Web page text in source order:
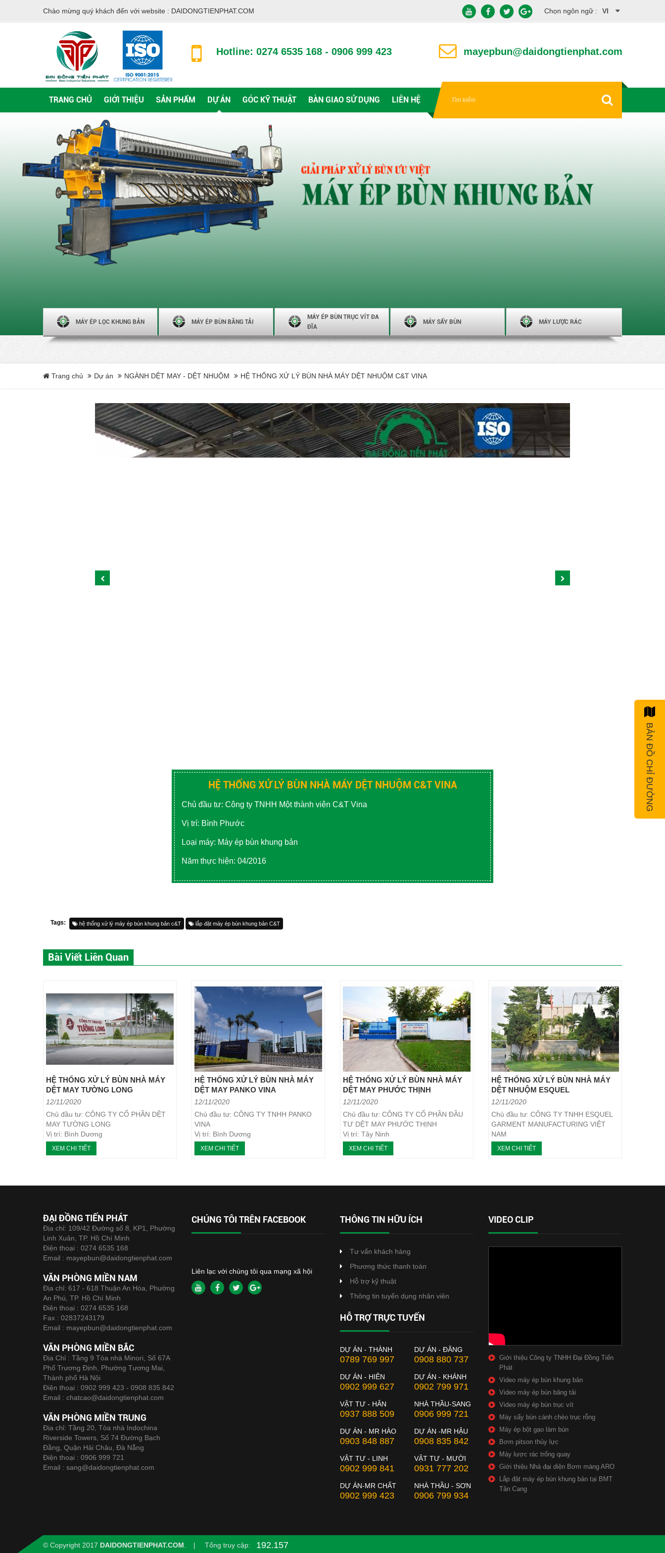
Chào mừng quý khách đến với website : DAIDONGTIENPHAT.COM Chọn ngôn ngữ : VI
Hotline: 0274 6535 168 - 0906 999 423 mayepbun@daidongtienphat.com
TRANG CHỦ GIỚI THIỆU SẢN PHẨM DỰ ÁN GÓC KỸ THUẬT BÀN GIAO SỬ DỤNG LIÊN HỆ
MÁY ÉP LỌC KHUNG BẢN MÁY ÉP BÙN BĂNG TẢI
MÁY ÉP BÙN TRỤC VÍT ĐA
ĐĨA
MÁY SẤY BÙN MÁY LƯỢC RÁC
Trang chủ Dự án NGÀNH DỆT MAY - DỆT NHUỘM HỆ THỐNG XỬ LÝ BÙN NHÀ MÁY DỆT NHUỘM C&T VINA
HỆ THỐNG XỬ LÝ BÙN NHÀ MÁY DỆT NHUỘM C&T VINA
Chủ đầu tư: Công ty TNHH Một thành viên C&T Vina
Vị trí: Bình Phước
Loại máy: Máy ép bùn khung bản
Năm thực hiện: 04/2016
Tags: hệ thống xử lý máy ép bùn khung bản c&T lắp đặt máy ép bùn khung bản C&T
Bài Viết Liên Quan
HỆ THỐNG XỬ LÝ BÙN NHÀ MÁY
DỆT MAY TƯỜNG LONG
12/11/2020
Chủ đầu tư: CÔNG TY CỔ PHẦN DỆT
MAY TƯỜNG LONG
Vị trí: Bình Dương
Loại máy: Máy ép bùn khung bản
Năm thực hiện: 07/2017
XEM CHI TIẾT
HỆ THỐNG XỬ LÝ BÙN NHÀ MÁY
DỆT MAY PANKO VINA
12/11/2020
Chủ đầu tư: CÔNG TY TNHH PANKO
VINA
Vị trí: Bình Dương
Loại máy: Máy ép bùn khung bản
Năm thực hiện: 01/2016
XEM CHI TIẾT
HỆ THỐNG XỬ LÝ BÙN NHÀ MÁY
DỆT MAY PHƯỚC THỊNH
12/11/2020
Chủ đầu tư: CÔNG TY CỔ PHẦN ĐẦU
TƯ DỆT MAY PHƯỚC THỊNH
Vị trí: Tây Ninh
Loại máy: Máy ép bùn khung bản
Năm thực hiện: 03/2018
XEM CHI TIẾT
HỆ THỐNG XỬ LÝ BÙN NHÀ MÁY
DỆT NHUỘM ESQUEL
12/11/2020
Chủ đầu tư: CÔNG TY TNHH ESQUEL
GARMENT MANUFACTURING VIỆT
NAM
Vị trí: Bình Dương
Loại máy: Máy ép bùn khung bản
XEM CHI TIẾT
ĐẠI ĐỒNG TIẾN PHÁT
Địa chỉ: 109/42 Đường số 8, KP1, Phường
Linh Xuân, TP. Hồ Chí Minh
Điện thoại : 0274 6535 168
Email : mayepbun@daidongtienphat.com
VĂN PHÒNG MIỀN NAM
Địa chỉ: 617 - 618 Thuận An Hòa, Phường
An Phú, TP. Hồ Chí Minh
Điện thoại : 0274 6535 168
Fax : 02837243179
Email : mayepbun@daidongtienphat.com
VĂN PHÒNG MIỀN BẮC
Địa Chỉ : Tầng 9 Tòa nhà Minori, Số 67A
Phố Trương Định, Phường Tương Mai,
Thành phố Hà Nội
Điện thoại : 0902 999 423 - 0908 835 842
Email : chatcao@daidongtienphat.com
VĂN PHÒNG MIỀN TRUNG
Địa chỉ: Tầng 20, Tòa nhà Indochina
Riverside Towers, Số 74 Đường Bạch
Đằng, Quận Hải Châu, Đà Nẵng
Điện thoại : 0906 999 721
Email : sang@daidongtienphat.com
CHÚNG TÔI TRÊN FACEBOOK
Liên lạc với chúng tôi qua mạng xã hội
THÔNG TIN HỮU ÍCH
Tư vấn khách hàng
Phương thức thanh toán
Hỗ trợ kỹ thuật
Thông tin tuyển dụng nhân viên
HỖ TRỢ TRỰC TUYẾN
DỰ ÁN - THÀNH
0789 769 997
DỰ ÁN - ĐĂNG
0908 880 737
DỰ ÁN - HIÊN
0902 999 627
DỰ ÁN - KHÁNH
0902 799 971
VẬT TƯ - HÂN
0937 888 509
NHÀ THẦU-SANG
0906 999 721
DỰ ÁN - MR HÀO
0903 848 887
DỰ ÁN -MR HẬU
0908 835 842
VẬT TƯ - LINH
0902 999 841
VẬT TƯ - MƯỜI
0931 777 202
DỰ ÁN-MR CHẤT
0902 999 423
NHÀ THẦU - SƠN
0906 799 934
VIDEO CLIP
Giới thiệu Công ty TNHH Đại Đồng Tiến
Phát
Video máy ép bùn khung bản
Video máy ép bùn băng tải
Video máy ép bùn trục vít
Máy sấy bùn cánh chèo trục rỗng
Máy ép bột gạo làm bún
Bơm pitson thủy lực
Máy lược rác trống quay
Giới thiệu Nhà đại diện Bơm màng ARO
Lắp đặt máy ép bùn khung bản tại BMT
Tân Cang
© Copyright 2017 DAIDONGTIENPHAT.COM Tổng truy cập: 192.157
BẢN ĐỒ CHỈ ĐƯỜNG